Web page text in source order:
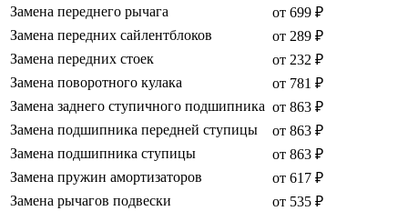
Замена переднего рычага
от 699 ₽
Замена передних сайлентблоков
от 289 ₽
Замена передних стоек
от 232 ₽
Замена поворотного кулака
от 781 ₽
Замена заднего ступичного подшипника от 863 ₽
Замена подшипника передней ступицы
от 863 ₽
Замена подшипника ступицы
от 863 ₽
Замена пружин амортизаторов
от 617 ₽
Замена рычагов подвески
от 535 ₽